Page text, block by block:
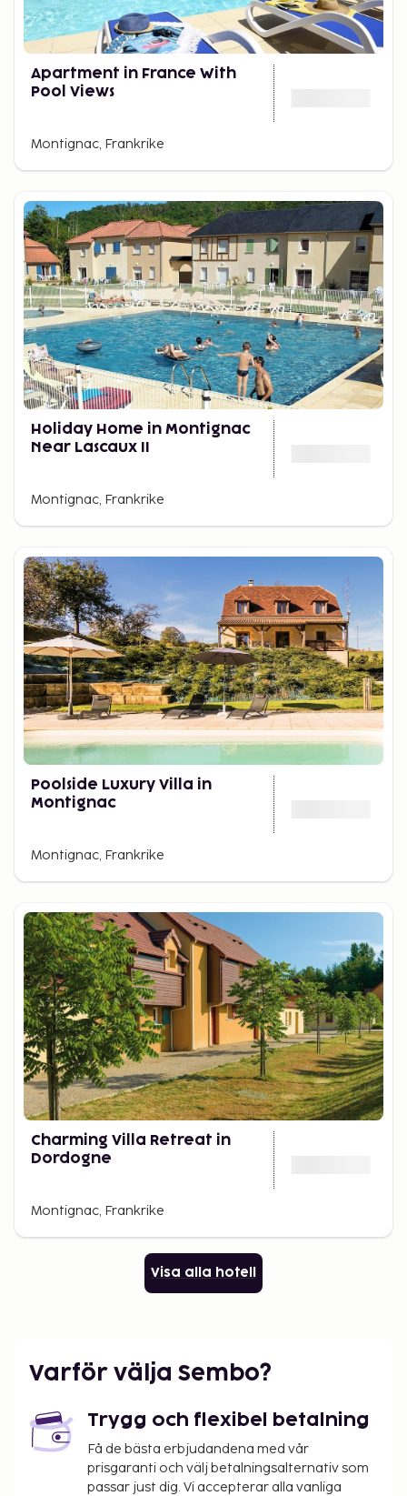
Apartment in France With
Pool Views
Montignac, Frankrike
Holiday Home in Montignac
Near Lascaux II
Montignac, Frankrike
Poolside Luxury Villa in
Montignac
Montignac, Frankrike
Charming Villa Retreat in
Dordogne
Montignac, Frankrike
Visa alla hotell
Varför välja Sembo?
Trygg och flexibel betalning
Få de bästa erbjudandena med vår
prisgaranti och välj betalningsalternativ som
passar just dig. Vi accepterar alla vanliga